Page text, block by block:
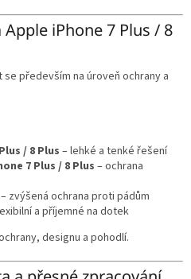
s
u
iPhone 7 Plus / 8
především na úroveň ochrany a
/ 8 Plus – lehké a tenké řešení
7 Plus / 8 Plus – ochrana
zvýšená ochrana proti pádům
a příjemné na dotek
designu a pohodlí.